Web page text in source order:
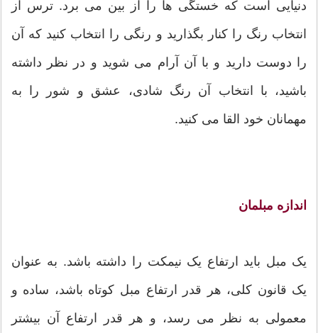
دنیایی است که خستگی ها را از بین می برد. ترس از
انتخاب رنگ را کنار بگذارید و رنگی را انتخاب کنید که آن
را دوست دارید و با آن آرام می شوید و در نظر داشته
باشید، با انتخاب آن رنگ شادی، عشق و شور را به
مهمانان خود القا می کنید.
اندازه مبلمان
یک مبل باید ارتفاع یک نیمکت را داشته باشد. به عنوان
یک قانون کلی، هر قدر ارتفاع مبل کوتاه باشد، ساده و
معمولی به نظر می رسد، و هر قدر ارتفاع آن بیشتر